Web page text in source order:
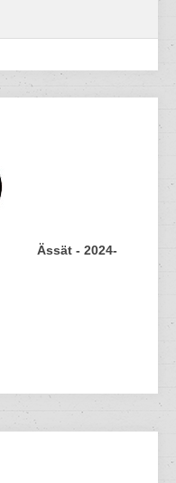
Ässät - 2024-